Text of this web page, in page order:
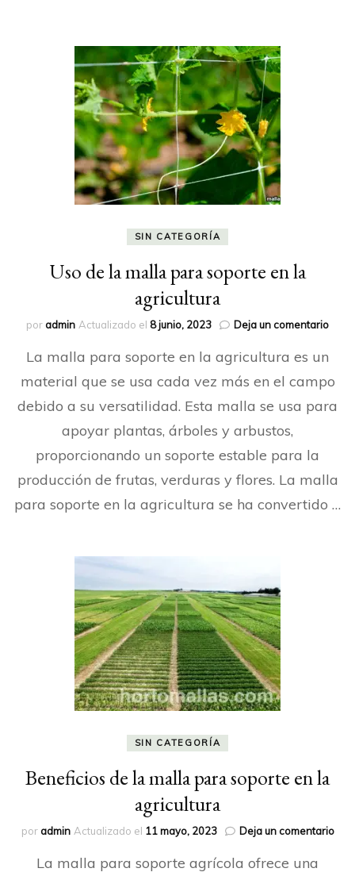
SIN CATEGORÍA
Uso de la malla para soporte en la
agricultura
poradmin Actualizado el 8 junio, 2023 Deja un comentarioen
malla
para
La malla para soporte en la agricultura es un
material que se usa cada vez más en el campo
debido a su versatilidad. Esta malla se usa para
apoyar plantas, árboles y arbustos,
proporcionando un soporte estable para la
producción de frutas, verduras y flores. La malla
para soporte en la agricultura se ha convertido …
SIN CATEGORÍA
Beneficios de la malla para soporte en la
agricultura
poradmin Actualizado el 11 mayo, 2023 Deja un comentarioen
La malla para soporte agrícola ofrece una